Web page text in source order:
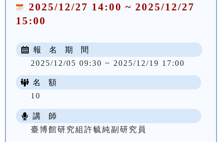
2025/12/27 14:00 ~ 2025/12/27
15:00
報 名 期 間
2025/12/05 09:30 ~ 2025/12/19 17:00
名 額
10
講 師
臺博館研究組許毓純副研究員